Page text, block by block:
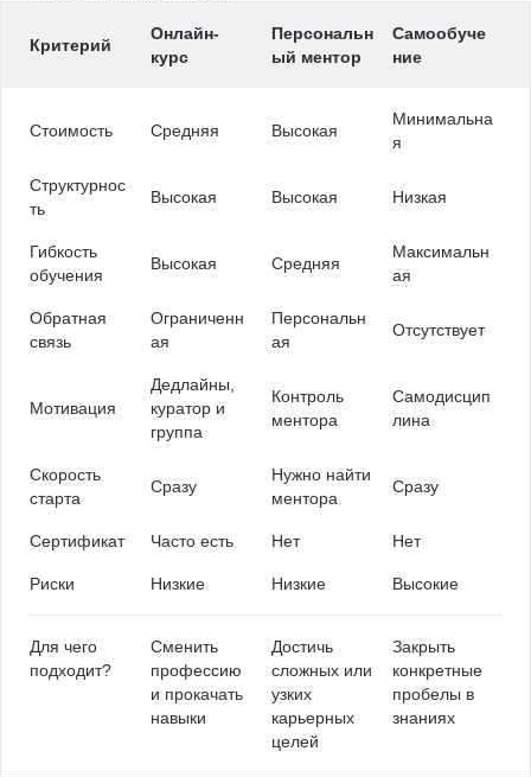
Критерий
Онлайн-
курс
Персональн
ый ментор
Самообуче
ние
Стоимость Средняя Высокая
Минимальна
я
Структурнос
ть
Высокая Высокая Низкая
Гибкость
обучения
Высокая Средняя
Максимальн
ая
Обратная
связь
Ограниченн
ая
Персональн
ая
Отсутствует
Мотивация
Дедлайны,
куратор и
группа
Контроль
ментора
Самодисцип
лина
Скорость
старта
Сразу
Нужно найти
ментора
Сразу
Сертификат Часто есть Нет Нет
Риски Низкие Низкие Высокие
Для чего
подходит?
Сменить
профессию
и прокачать
навыки
Достичь
сложных или
узких
карьерных
целей
Закрыть
конкретные
пробелы в
знаниях